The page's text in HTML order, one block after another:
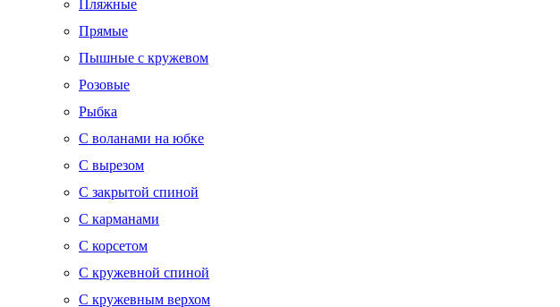
Пляжные
Прямые
Пышные с кружевом
Розовые
Рыбка
С воланами на юбке
С вырезом
С закрытой спиной
С карманами
С корсетом
С кружевной спиной
С кружевным верхом